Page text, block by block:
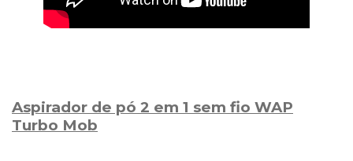
Aspirador de pó 2 em 1 sem fio WAP
Turbo Mob